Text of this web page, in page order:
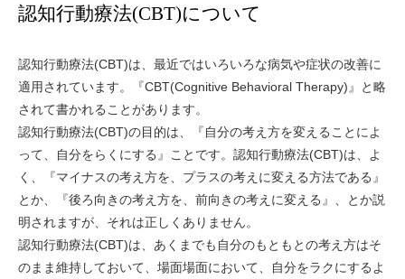
認知行動療法(CBT)について
認知行動療法(CBT)は、最近ではいろいろな病気や症状の改善に
適用されています。『CBT(Cognitive Behavioral Therapy)』と略
されて書かれることがあります。
認知行動療法(CBT)の目的は、『自分の考え方を変えることによ
って、自分をらくにする』ことです。認知行動療法(CBT)は、よ
く、『マイナスの考え方を、プラスの考えに変える方法である』
とか、『後ろ向きの考え方を、前向きの考えに変える』、とか説
明されますが、それは正しくありません。
認知行動療法(CBT)は、あくまでも自分のもともとの考え方はそ
のまま維持しておいて、場面場面において、自分をラクにするよ